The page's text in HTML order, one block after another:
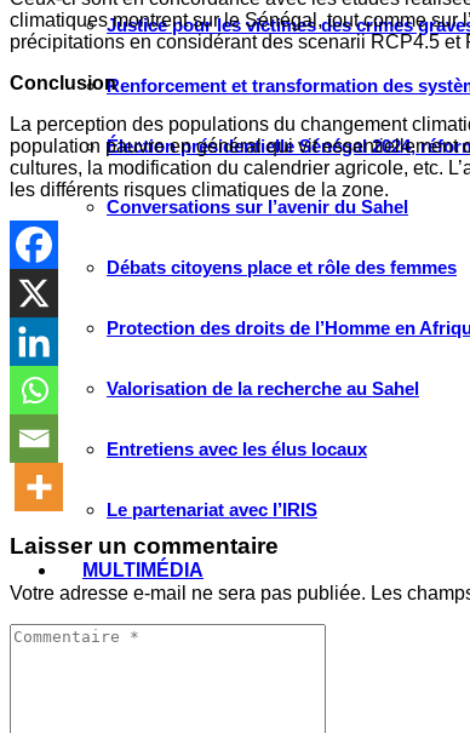
Justice pour les victimes des crimes
Renforcement et transformation des
Élection présidentielle Sénégal 2024,
Conversations sur l’avenir du Sahel
Débats citoyens place et rôle des femmes
Protection des droits de l’Homme en
Valorisation de la recherche au Sahel
Entretiens avec les élus locaux
Le partenariat avec l’IRIS
MULTIMÉDIA
Les Voix(es) de WATHI
climatiques montrent sur le Sénégal, tout comme sur
précipitations en considérant des scenarii RCP4.5
Conclusion
La perception des populations du changement
population pauvre en général qui vit essentiellement
cultures, la modification du calendrier agricole, etc.
les différents risques climatiques de la zone.
Laisser un commentaire
Votre adresse e-mail ne sera pas publiée. Les